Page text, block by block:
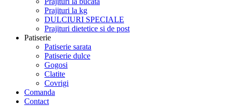
Prajituri la kg
DULCIURI SPECIALE
Prajituri dietetice si de post
Patiserie
Patiserie sarata
Patiserie dulce
Gogosi
Clatite
Covrigi
Comanda
Contact